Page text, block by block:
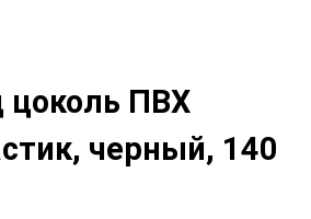
цоколь ПВХ
черный, 140